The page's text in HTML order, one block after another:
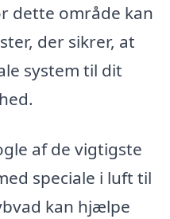
dette område kan
der sikrer, at
system til dit
af de vigtigste
speciale i luft til
kan hjælpe